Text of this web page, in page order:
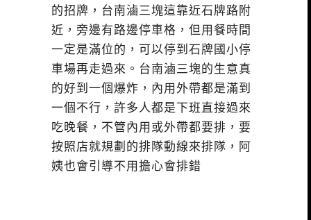
的招牌，台南滷三塊這靠近石牌路附
近，旁邊有路邊停車格，但用餐時間
一定是滿位的，可以停到石牌國小停
車場再走過來。台南滷三塊的生意真
的好到一個爆炸，內用外帶都是滿到
一個不行，許多人都是下班直接過來
吃晚餐，不管內用或外帶都要排，要
按照店就規劃的排隊動線來排隊，阿
姨也會引導不用擔心會排錯